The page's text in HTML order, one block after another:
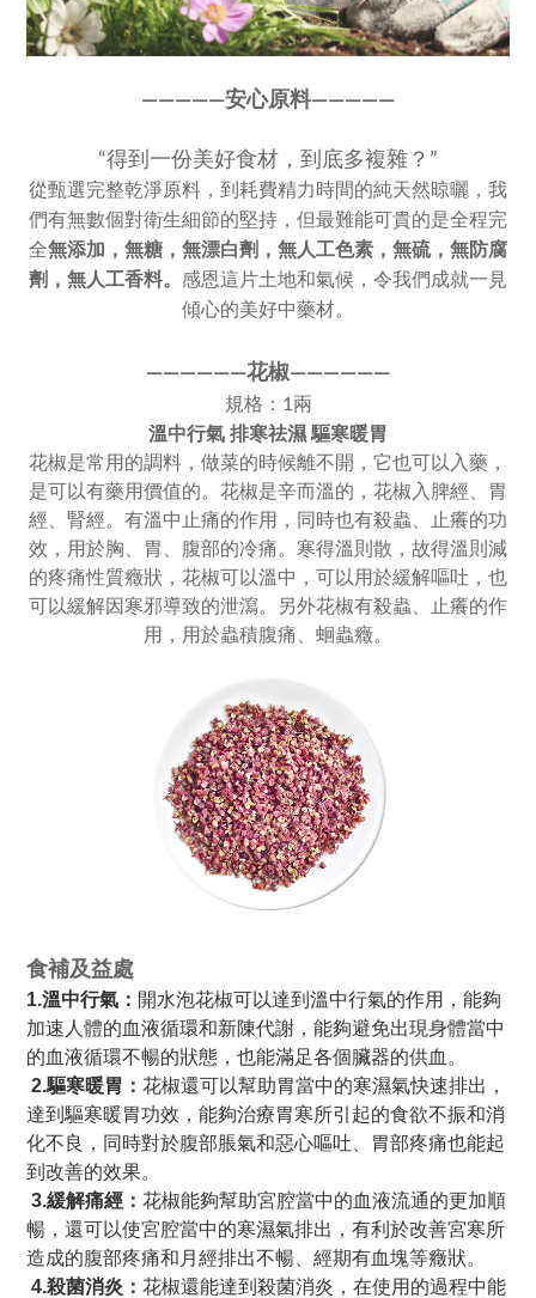
—————安心原料—————
“得到一份美好食材，到底多複雜？”
從甄選完整乾淨原料，到耗費精力時間的純天然晾曬，我
們有無數個對衛生細節的堅持，但最難能可貴的是全程完
全無添加， 無糖，無漂白劑，無人工色素， 無硫，無防腐
劑，無人工香料。 感恩這片土地和氣候，令我們成就一見
傾心的美好中藥材。
——————花椒——————
規格：1兩
溫中行氣 排寒祛濕 驅寒暖胃
花椒是常用的調料，做菜的時候離不開，它也可以入藥，
是可以有藥用價值的。花椒是辛而溫的，花椒入脾經、胃
經、腎經。有溫中止痛的作用，同時也有殺蟲、止癢的功
效，用於胸、胃、腹部的冷痛。寒得溫則散，故得溫則減
的疼痛性質癥狀，花椒可以溫中，可以用於緩解嘔吐，也
可以緩解因寒邪導致的泄瀉。另外花椒有殺蟲、止癢的作
用，用於蟲積腹痛、蛔蟲癥。
食補及益處
1.溫中行氣： 開水泡花椒可以達到溫中行氣的作用，能夠
加速人體的血液循環和新陳代謝，能夠避免出現身體當中
的血液循環不暢的狀態，也能滿足各個臟器的供血。
2.驅寒暖胃： 花椒還可以幫助胃當中的寒濕氣快速排出，
達到驅寒暖胃功效，能夠治療胃寒所引起的食欲不振和消
化不良，同時對於腹部脹氣和惡心嘔吐、胃部疼痛也能起
到改善的效果。
3.緩解痛經： 花椒能夠幫助宮腔當中的血液流通的更加順
暢，還可以使宮腔當中的寒濕氣排出，有利於改善宮寒所
造成的腹部疼痛和月經排出不暢、經期有血塊等癥狀。
4.殺菌消炎： 花椒還能達到殺菌消炎，在使用的過程中能